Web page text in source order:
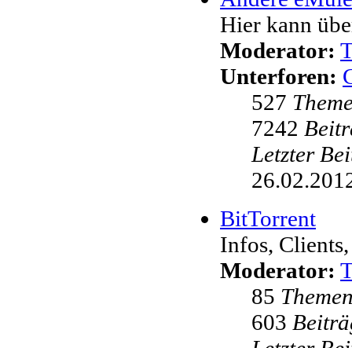
Hier kann
Moderator:
Unterforen:
527
7242
Letzter
BitTorrent
Infos,
Moderator:
85
603